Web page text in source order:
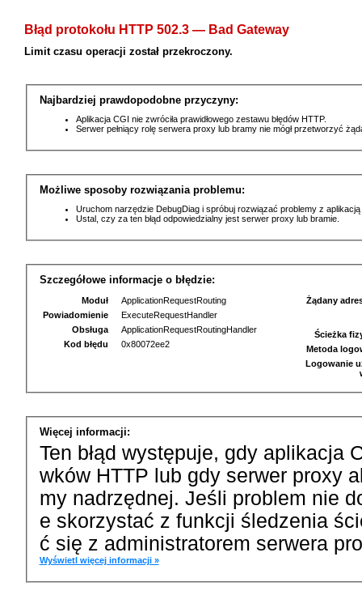
Błąd protokołu HTTP 502.3 — Bad Gateway
Limit czasu operacji został przekroczony.
Najbardziej prawdopodobne przyczyny:
Aplikacja CGI nie zwróciła prawidłowego zestawu błędów HTTP.
Serwer pełniący rolę serwera proxy lub bramy nie mógł przetworzyć
Możliwe sposoby rozwiązania problemu:
Uruchom narzędzie DebugDiag i spróbuj rozwiązać problemy z
Ustal, czy za ten błąd odpowiedzialny jest serwer proxy lub bramie.
Szczegółowe informacje o błędzie:
Moduł
ApplicationRequestRouting
Powiadomienie
ExecuteRequestHandler
Obsługa
ApplicationRequestRoutingHandler
Kod błędu
0x80072ee2
Żądany
Ścieżka
Metoda
Logowanie
Więcej informacji:
Ten błąd występuje, gdy aplikacja
wków HTTP lub gdy serwer proxy
my nadrzędnej. Jeśli problem nie
e skorzystać z funkcji śledzenia
ć się z administratorem serwera
Wyświetl więcej informacji »